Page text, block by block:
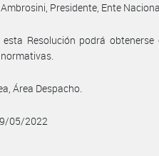
Presidente, Ente
Resolución podrá
Área Despacho.
05/2022